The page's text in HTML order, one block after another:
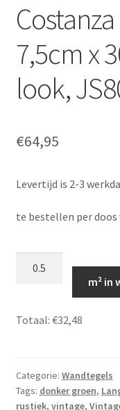
7,5cm x
look,
€64,95
Levertijd is 2-3
te bestellen per doos
look,
JS80
m² in
Totaal: €32,48
Categorie: Wandtegels
Tags: donker groen,
rustiek, vintage,